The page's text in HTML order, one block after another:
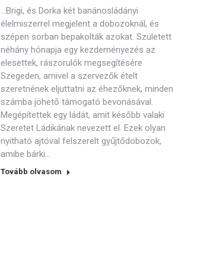
…Brigi, és Dorka két banánosládányi
élelmiszerrel megjelent a dobozoknál, és
szépen sorban bepakolták azokat. Született
néhány hónapja egy kezdeményezés az
elesettek, rászorulók megsegítésére
Szegeden, amivel a szervezők ételt
szeretnének eljuttatni az éhezőknek, minden
számba jöhető támogató bevonásával.
Megépítettek egy ládát, amit később valaki
Szeretet Ládikának nevezett el. Ezek olyan
nyitható ajtóval felszerelt gyűjtődobozok,
amibe bárki…
Tovább olvasom